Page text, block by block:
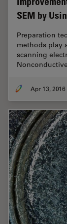
SEM by
Preparation
methods play
scanning
Apr 13, 2016